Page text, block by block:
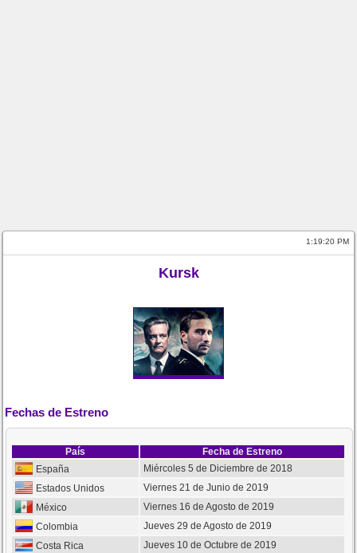
1:19:20 PM
Kursk
Fechas de Estreno
País
Fecha de Estreno
España
Miércoles 5 de Diciembre de 2018
Estados Unidos
Viernes 21 de Junio de 2019
México
Viernes 16 de Agosto de 2019
Colombia
Jueves 29 de Agosto de 2019
Costa Rica
Jueves 10 de Octubre de 2019